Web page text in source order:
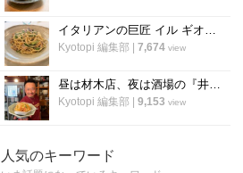
イタリアンの巨匠 イル ギオットーネ笹島シェフ直伝「ボンゴレビアンコ」の作り方
Kyotopi 編集部 7,674 view
昼は材木店、夜は酒場の『井倉木材』が教える「裏技チャーハン（焼き飯）」の作り方！
Kyotopi 編集部 9,153 view
人気のキーワード